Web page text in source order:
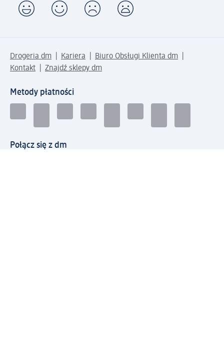
Drogeria dm Kariera
Biuro Obsługi Klienta dm
Kontakt
Znajdź sklepy dm
Metody płatności
Połącz się z dm